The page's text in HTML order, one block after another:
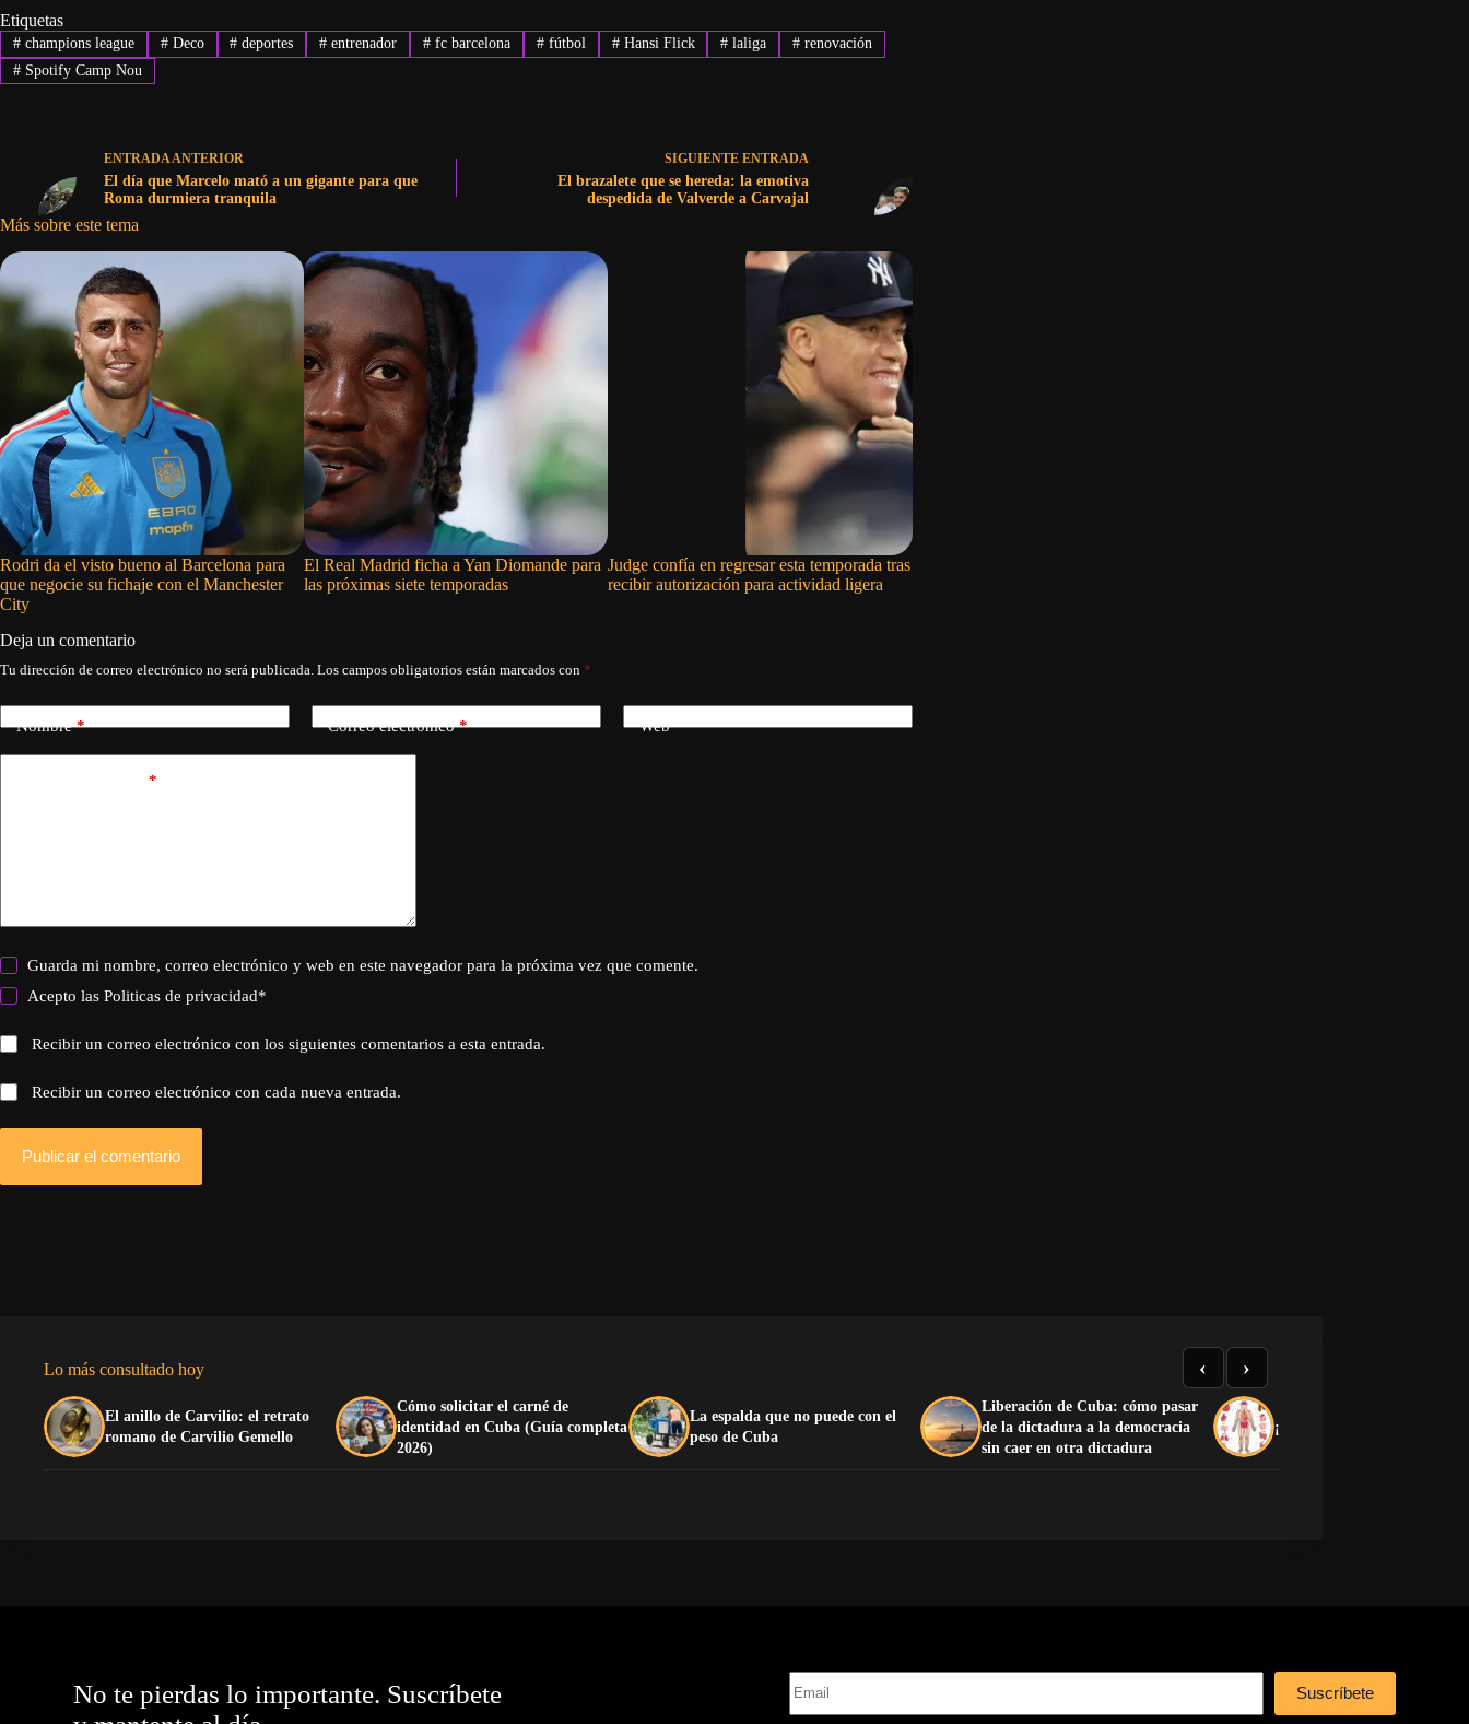
Etiquetas
#champions league #Deco # deportes # entrenador # fc barcelona #fútbol #Hansi Flick # laliga # renovación
#Spotify Camp Nou
ENTRADA ANTERIOR
El día que Marcelo mató a un gigante para que
Roma durmiera tranquila
SIGUIENTE ENTRADA
El brazalete que se hereda: la emotiva
despedida de Valverde a Carvajal
Más sobre este tema
Rodri da el visto bueno al Barcelona para
que negocie su fichaje con el Manchester
City
El Real Madrid ficha a Yan Diomande para
las próximas siete temporadas
Judge confía en regresar esta temporada tras
recibir autorización para actividad ligera
Deja un comentario
Tu dirección de correo electrónico no será publicada. Los campos obligatorios están marcados con *
Nombre* Correo electrónico* Web
*
Guarda mi nombre, correo electrónico y web en este navegador para la próxima vez que comente.
Acepto lasPoliticas de privacidad*
Recibir un correo electrónico con los siguientes comentarios a esta entrada.
Recibir un correo electrónico con cada nueva entrada.
Publicar el comentario
Lo más consultado hoy
El anillo de Carvilio: el retrato
romano de Carvilio Gemello
Cómo solicitar el carné de
identidad en Cuba (Guía completa
2026)
La espalda que no puede con el
peso de Cuba
Liberación de Cuba: cómo pasar
de la dictadura a la democracia
sin caer en otra dictadura
¡Preciosa la anatomía
‹ ›
No te pierdas lo importante. Suscríbete
Suscríbete